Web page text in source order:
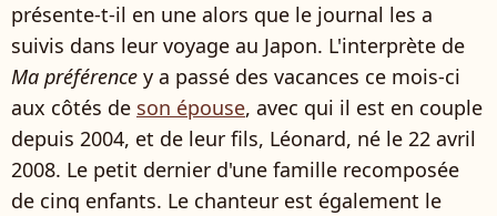
présente-t-il en une alors que le journal les a
suivis dans leur voyage au Japon. L'interprète de
Ma préférence y a passé des vacances ce mois-ci
aux côtés de son épouse, avec qui il est en couple
depuis 2004, et de leur fils, Léonard, né le 22 avril
2008. Le petit dernier d'une famille recomposée
de cinq enfants. Le chanteur est également le